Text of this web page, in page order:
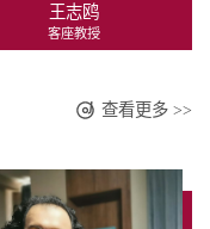
王志鸥
客座教授
查看更多 >>